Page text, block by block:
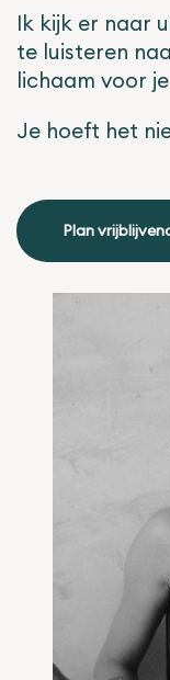
Ik kijk er naar
te luisteren
lichaam voor
Je hoeft het
Plan